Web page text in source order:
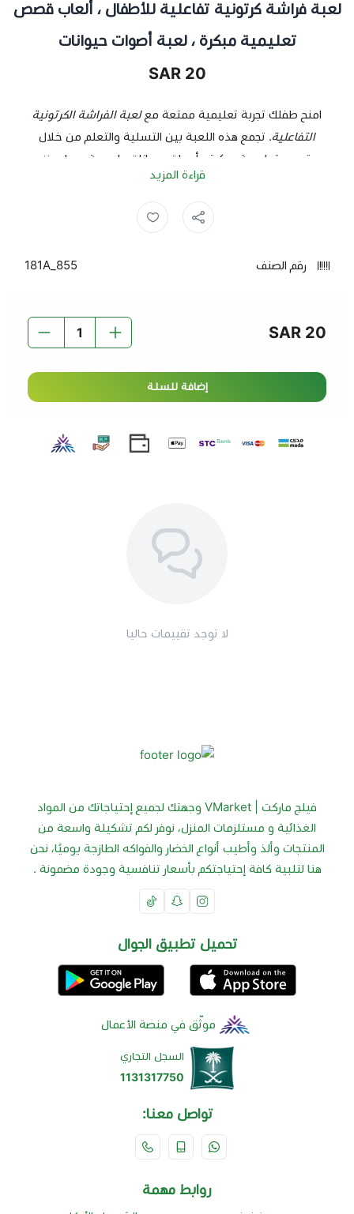
لعبة فراشة كرتونية تفاعلية للأطفال ، ألعاب قصص
تعليمية مبكرة ، لعبة أصوات حيوانات
20 SAR
امنح طفلك تجربة تعليمية ممتعة معلعبة الفراشة الكرتونية
التفاعلية. تجمع هذه اللعبة بين التسلية والتعلم من خلال
قصص تعليمية مبكرة وأصوات حيوانات طبيعية، مما يعزز
مهارات الطفل الحسية والمعرفية بطريقة مرحة وجذابة.
مثالية للأطفال من عمر صغير لتطوير اللغة والسمع والتركيز.
تصميم كرتوني ملون وجذاب للأطفال.
تساعد في تنمية الحواس والتركيز لدى الطفل.
اجعل منلعبة الفراشة التفاعليةخيارًا رائعًا لتعزيز تعلم طفلك
اطلبها الآن وتمتع بتجربة تعليمية وتفاعلية مميزة توصيل
قراءة المزيد
رقم الصنف 855_181A
20 SAR
إضافة للسلة
لا توجد تقييمات حاليا
فيلج ماركت | VMarket وجهتك لجميع إحتياجاتك من المواد
الغذائية و مستلزمات المنزل، نوفر لكم تشكيلة واسعة من
المنتجات وألذ وأطيب أنواع الخضار والفواكه الطازجة يوميًا، نحن
هنا لتلبية كافة إحتياجتكم بأسعار تنافسية وجودة مضمونة .
تحميل تطبيق الجوال
موثّق في منصة الأعمال
السجل التجاري
1131317750
تواصل معنا:
روابط مهمة